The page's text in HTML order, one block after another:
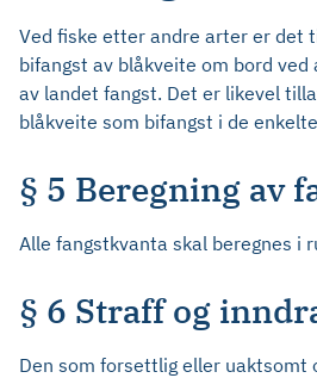
Ved fiske etter andre arter er det
bifangst av blåkveite om bord ved
av landet fangst. Det er likevel
blåkveite som bifangst i de
§ 5 Beregning av
Alle fangstkvanta skal beregnes i
§ 6 Straff og
Den som forsettlig eller